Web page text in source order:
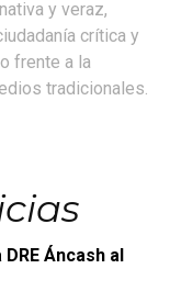
y veraz,
crítica y
frente a la
tradicionales.
Áncash al